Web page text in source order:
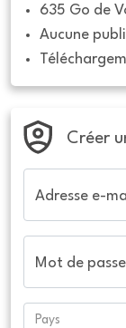
635 Go de
Aucune
Créer
Adresse e-
Mot de passe
Pays